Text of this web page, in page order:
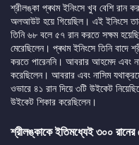
শ্রীলঙ্কা প্ৰথম ইনিংসে খুব বেশি রান
অলআউট হয়ে গিয়েছিল। এই ইনিংসে
তিনি ৬৮ বলে ৫৭ রান করতে সক্ষম
মেরেছিলেন। প্ৰথম ইনিংসে তিনি বাদে
করতে পারেননি। আবরার আহমেদ এবং
করেছিলেন। আবরার এবং নাসিম
ওভারে ৪১ রান দিয়ে ৩টি উইকেট
উইকেট শিকার করেছিলেন।
শ্রীলঙ্কাকে ইতিমধ্যেই ৩০০ রানের